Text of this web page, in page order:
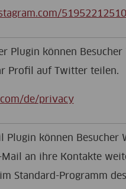
Plugin können Besucher
Profil auf Twitter teilen.
de/privacy
Plugin können Besucher
Mail an ihre Kontakte
Standard-Programm